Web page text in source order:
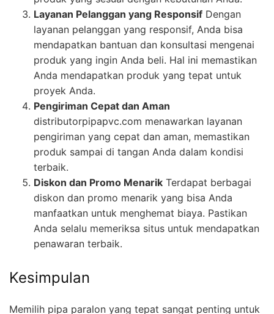
Layanan Pelanggan yang Responsif Dengan
layanan pelanggan yang responsif, Anda bisa
mendapatkan bantuan dan konsultasi mengenai
produk yang ingin Anda beli. Hal ini memastikan
Anda mendapatkan produk yang tepat untuk
proyek Anda.
Pengiriman Cepat dan Aman
distributorpipapvc.com menawarkan layanan
pengiriman yang cepat dan aman, memastikan
produk sampai di tangan Anda dalam kondisi
terbaik.
Diskon dan Promo Menarik Terdapat berbagai
diskon dan promo menarik yang bisa Anda
manfaatkan untuk menghemat biaya. Pastikan
Anda selalu memeriksa situs untuk mendapatkan
penawaran terbaik.
Kesimpulan
Memilih pipa paralon yang tepat sangat penting untuk